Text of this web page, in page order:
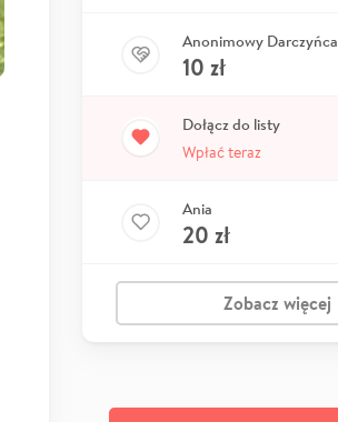
Anonimowy Darczyńca
10 zł
Dołącz do listy
Wpłać teraz
Ania
20 zł
Zobacz więcej